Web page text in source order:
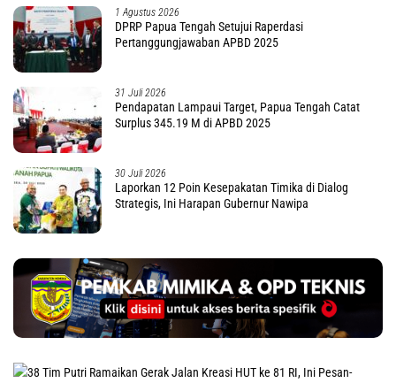
1 Agustus 2026
DPRP Papua Tengah Setujui Raperdasi
Pertanggungjawaban APBD 2025
31 Juli 2026
Pendapatan Lampaui Target, Papua Tengah Catat
Surplus 345.19 M di APBD 2025
30 Juli 2026
Laporkan 12 Poin Kesepakatan Timika di Dialog
Strategis, Ini Harapan Gubernur Nawipa